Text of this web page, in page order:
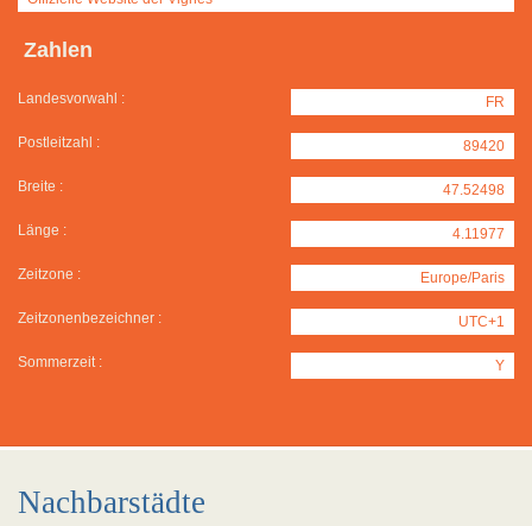
Zahlen
Landesvorwahl : FR
Postleitzahl : 89420
Breite : 47.52498
Länge : 4.11977
Zeitzone : Europe/Paris
Zeitzonenbezeichner : UTC+1
Sommerzeit : Y
Nachbarstädte